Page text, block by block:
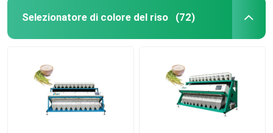
Selezionatore di colore del riso (72)